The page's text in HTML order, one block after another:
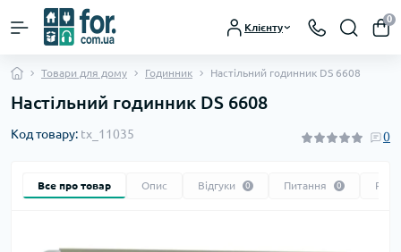
Клієнту
0
Товари для дому Годинник Настільний годинник DS 6608
Настільний годинник DS 6608
Код товару: tx_11035 0
Все про товар Опис Відгуки 0 Питання 0